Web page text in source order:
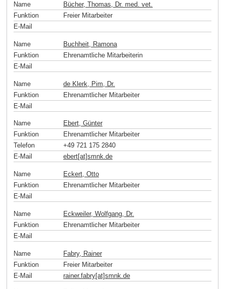
Name
Bücher, Thomas, Dr. med. vet.
Funktion
Freier Mitarbeiter
E-Mail
Name
Buchheit, Ramona
Funktion
Ehrenamtliche Mitarbeiterin
E-Mail
Name
de Klerk, Pim, Dr.
Funktion
Ehrenamtlicher Mitarbeiter
E-Mail
Name
Ebert, Günter
Funktion
Ehrenamtlicher Mitarbeiter
Telefon
+49 721 175 2840
E-Mail
ebert[at]smnk.de
Name
Eckert, Otto
Funktion
Ehrenamtlicher Mitarbeiter
E-Mail
Name
Eckweiler, Wolfgang, Dr.
Funktion
Ehrenamtlicher Mitarbeiter
E-Mail
Name
Fabry, Rainer
Funktion
Freier Mitarbeiter
E-Mail
rainer.fabry[at]smnk de